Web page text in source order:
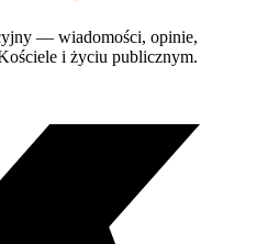
— wiadomości, opinie,
i życiu publicznym.